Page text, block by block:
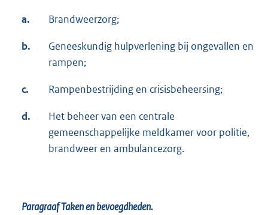
a. Brandweerzorg;
b.
Geneeskundig hulpverlening bij ongevallen en
rampen;
c. Rampenbestrijding en crisisbeheersing;
d.
Het beheer van een centrale
gemeenschappelijke meldkamer voor politie,
brandweer en ambulancezorg.
Paragraaf Taken en bevoegdheden.